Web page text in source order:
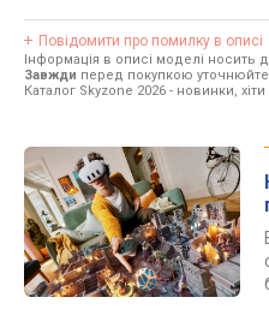
Повідомити про помилку в описі
Інформація в описі моделі носить
Завжди перед покупкою уточнюйте
Каталог Skyzone 2026 - новинки,